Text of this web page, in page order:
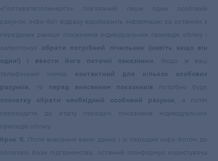
«Полтаватеплоенерго» пов’язаний лише один особовий
рахунок, інфо-бот відразу відобразить інформацію за останнім з
переданих раніше показників індивідуальних приладів обліку і
запропонує обрати потрібний лічильник (навіть якщо він
один!) і ввести його поточні показники.
Якщо ж ваш
телефонний номер
контактний для кількох особових
рахунків,
то перед внесенням показників потрібно буде
спочатку обрати необхідний особовий рахунок , а потім
переходити до етапу передачі показників індивідуальних
приладів обліку.
Крок 5.
Після внесення вами даних і їх передачі інфо-ботом до
облікової бази підприємства, останній поінформує користувача